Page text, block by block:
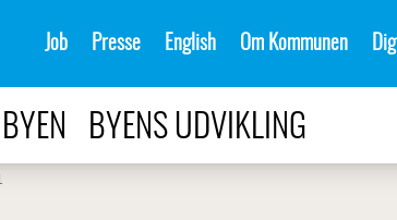
Job Presse English Om Kommunen
BYENS UDVIKLING